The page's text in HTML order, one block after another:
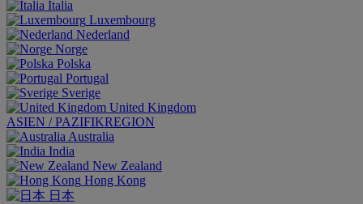
Italia
Luxembourg
Nederland
Norge
Polska
Portugal
Sverige
United Kingdom
ASIEN / PAZIFIKREGION
Australia
India
New Zealand
Hong Kong
日本